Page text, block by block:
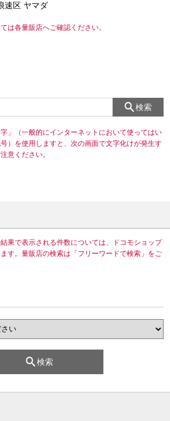
速区 ヤマダ
は各量販店へご確認ください。
検索
」（一般的にインターネットにおいて使ってはい
）を使用しますと、次の画面で文字化けが発生す
意ください。
結果で表示される件数については、ドコモショップ
す。量販店の検索は「フリーワードで検索」をご
検索